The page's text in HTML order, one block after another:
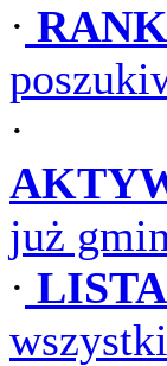
·
·
już
· LISTA